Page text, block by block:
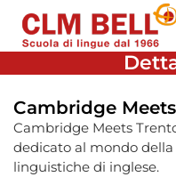
Cambridge
Cambridge Meets
dedicato al mondo
linguistiche di inglese.